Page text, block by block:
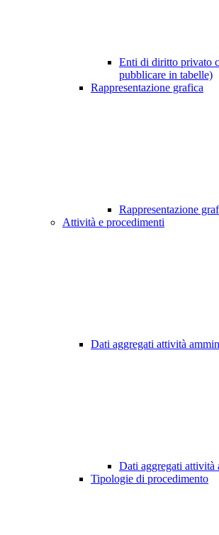
Enti di diritto privato
pubblicare in tabelle)
Rappresentazione grafica
Rappresentazione
Attività e procedimenti
Dati aggregati attività
Dati aggregati attività
Tipologie di procedimento